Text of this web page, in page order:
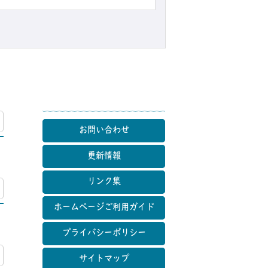
マップ
お問い合わせ
更新情報
リンク集
ホームページご利用ガイド
プライバシーポリシー
サイトマップ